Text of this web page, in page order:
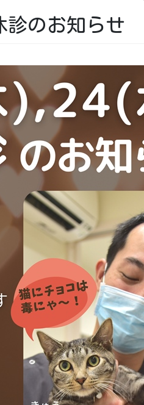
のお知らせ